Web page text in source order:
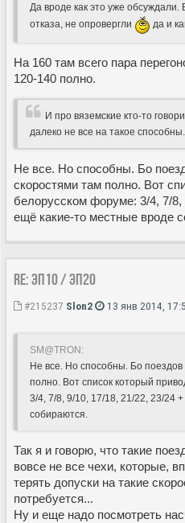
Да вроде как это уже
отказа, не опровергли
да и
На 160 там всего пара
120-140 полно.
И про вяземские кто-то
далеко не все на такое способны.
Не все. Но способны. Бо
скоростями там полно. Вот
белорусском форуме: 3/4, 7/8,
ещё какие-то местные вроде
Re: ЭП10 / ЭП20
#215237 Slon2 13 янв 2014,
SM@TRON:
Не все. Но способны. Бо
полно. Вот список который
3/4, 7/8, 9/10, 17/18, 21/22, 23/24
собираются.
Так я и говорю, что такие
вовсе не все чехи, которые,
терять допуски на такие
потребуется...
Ну и еще надо посмотреть